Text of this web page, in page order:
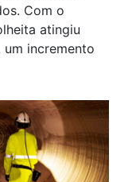
Com o
atingiu
um incremento